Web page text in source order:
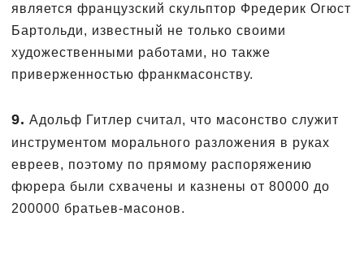
является французский скульптор Фредерик Огюст
Бартольди, известный не только своими
художественными работами, но также
приверженностью франкмасонству.
9. Адольф Гитлер считал, что масонство служит
инструментом морального разложения в руках
евреев, поэтому по прямому распоряжению
фюрера были схвачены и казнены от 80000 до
200000 братьев-масонов.